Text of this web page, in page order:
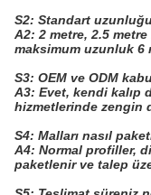
S2: Standart
A2: 2 metre, 2.5
maksimum uzunluk 6
S3: OEM ve ODM
A3: Evet, kendi kalıp
hizmetlerinde zengin
S4: Malları nasıl
A4: Normal profiller,
paketlenir ve talep